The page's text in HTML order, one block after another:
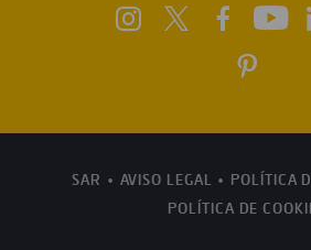
SAR AVISO LEGAL
POLÍTICA
POLÍTICA DE